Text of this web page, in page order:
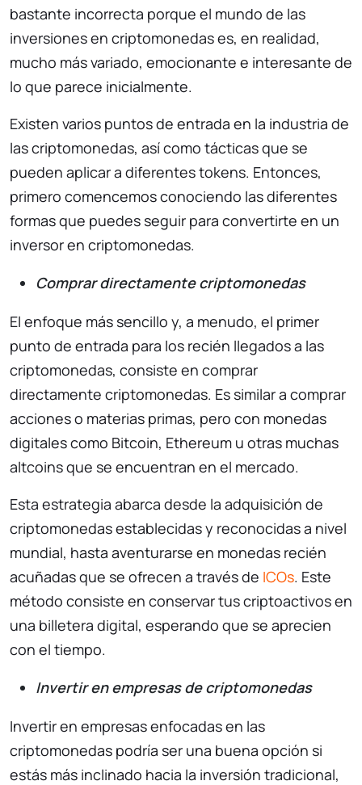
bastante incorrecta porque el mundo de las
inversiones en criptomonedas es, en realidad,
mucho más variado, emocionante e interesante de
lo que parece inicialmente.
Existen varios puntos de entrada en la industria de
las criptomonedas, así como tácticas que se
pueden aplicar a diferentes tokens. Entonces,
primero comencemos conociendo las diferentes
formas que puedes seguir para convertirte en un
inversor en criptomonedas.
Comprar directamente criptomonedas
El enfoque más sencillo y, a menudo, el primer
punto de entrada para los recién llegados a las
criptomonedas, consiste en comprar
directamente criptomonedas. Es similar a comprar
acciones o materias primas, pero con monedas
digitales como Bitcoin, Ethereum u otras muchas
altcoins que se encuentran en el mercado.
Esta estrategia abarca desde la adquisición de
criptomonedas establecidas y reconocidas a nivel
mundial, hasta aventurarse en monedas recién
acuñadas que se ofrecen a través de ICOs. Este
método consiste en conservar tus criptoactivos en
una billetera digital, esperando que se aprecien
con el tiempo.
Invertir en empresas de criptomonedas
Invertir en empresas enfocadas en las
criptomonedas podría ser una buena opción si
estás más inclinado hacia la inversión tradicional,